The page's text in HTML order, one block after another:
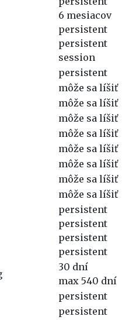
6 mesiacov
persistent
persistent
session
persistent
môže sa líšiť
môže sa líšiť
môže sa líšiť
môže sa líšiť
môže sa líšiť
môže sa líšiť
môže sa líšiť
môže sa líšiť
persistent
persistent
persistent
persistent
30 dní
max 540 dní
persistent
persistent